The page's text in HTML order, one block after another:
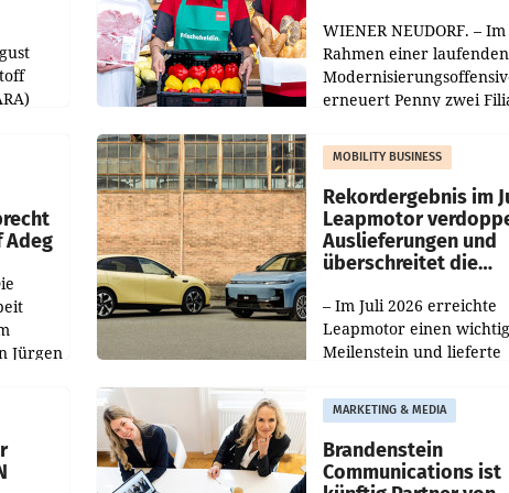
WIENER NEUDORF. – Im
Rahmen einer laufenden
erneuert Penny zwei
Die beiden Standorte
Haag sowie im rund
Adeg
Jürgen
MOBILITY BUSINESS
Rekordergebnis im
Leapmotor
Auslieferungen und
überschreitet die
– Im Juli 2026 erreichte
Leapmotor einen
Meilenstein und lieferte
aus, womit sich das
gegenüber Juli 2025
verdoppelte (+102
MARKETING & MEDIA
Brandenstein
Communications ist